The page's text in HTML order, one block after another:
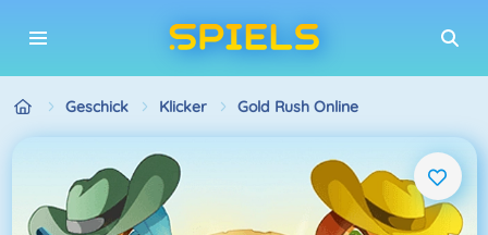
Geschick Klicker Gold Rush Online